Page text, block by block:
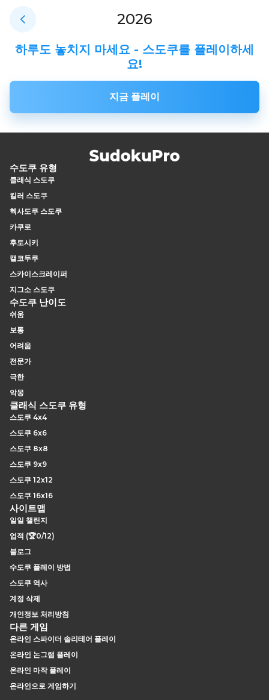
2026
하루도 놓치지 마세요 - 스도쿠를 플레이하세
요!
지금 플레이
수도쿠 유형
클래식 스도쿠
킬러 스도쿠
헥사도쿠 스도쿠
카쿠로
후토시키
캘코두쿠
스카이스크레이퍼
지그소 스도쿠
수도쿠 난이도
쉬움
보통
어려움
전문가
극한
악몽
클래식 스도쿠 유형
스도쿠 4x4
스도쿠 6x6
스도쿠 8x8
스도쿠 9x9
스도쿠 12x12
스도쿠 16x16
사이트맵
일일 챌린지
업적 (🏆0/12)
블로그
수도쿠 플레이 방법
스도쿠 역사
계정 삭제
개인정보 처리방침
다른 게임
온라인 스파이더 솔리테어 플레이
온라인 논그램 플레이
온라인 마작 플레이
온라인으로 게임하기